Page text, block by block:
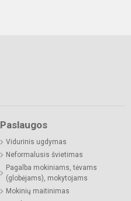
Paslaugos
Vidurinis ugdymas
Neformalusis švietimas
Pagalba mokiniams, tėvams
(globėjams), mokytojams
Mokinių maitinimas